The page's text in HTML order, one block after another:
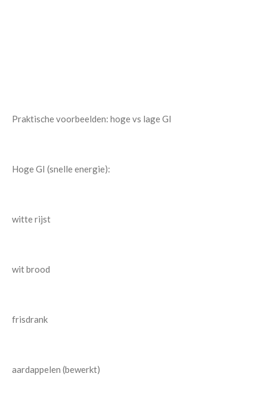
Praktische voorbeelden: hoge vs lage GI
Hoge GI (snelle energie):
witte rijst
wit brood
frisdrank
aardappelen (bewerkt)